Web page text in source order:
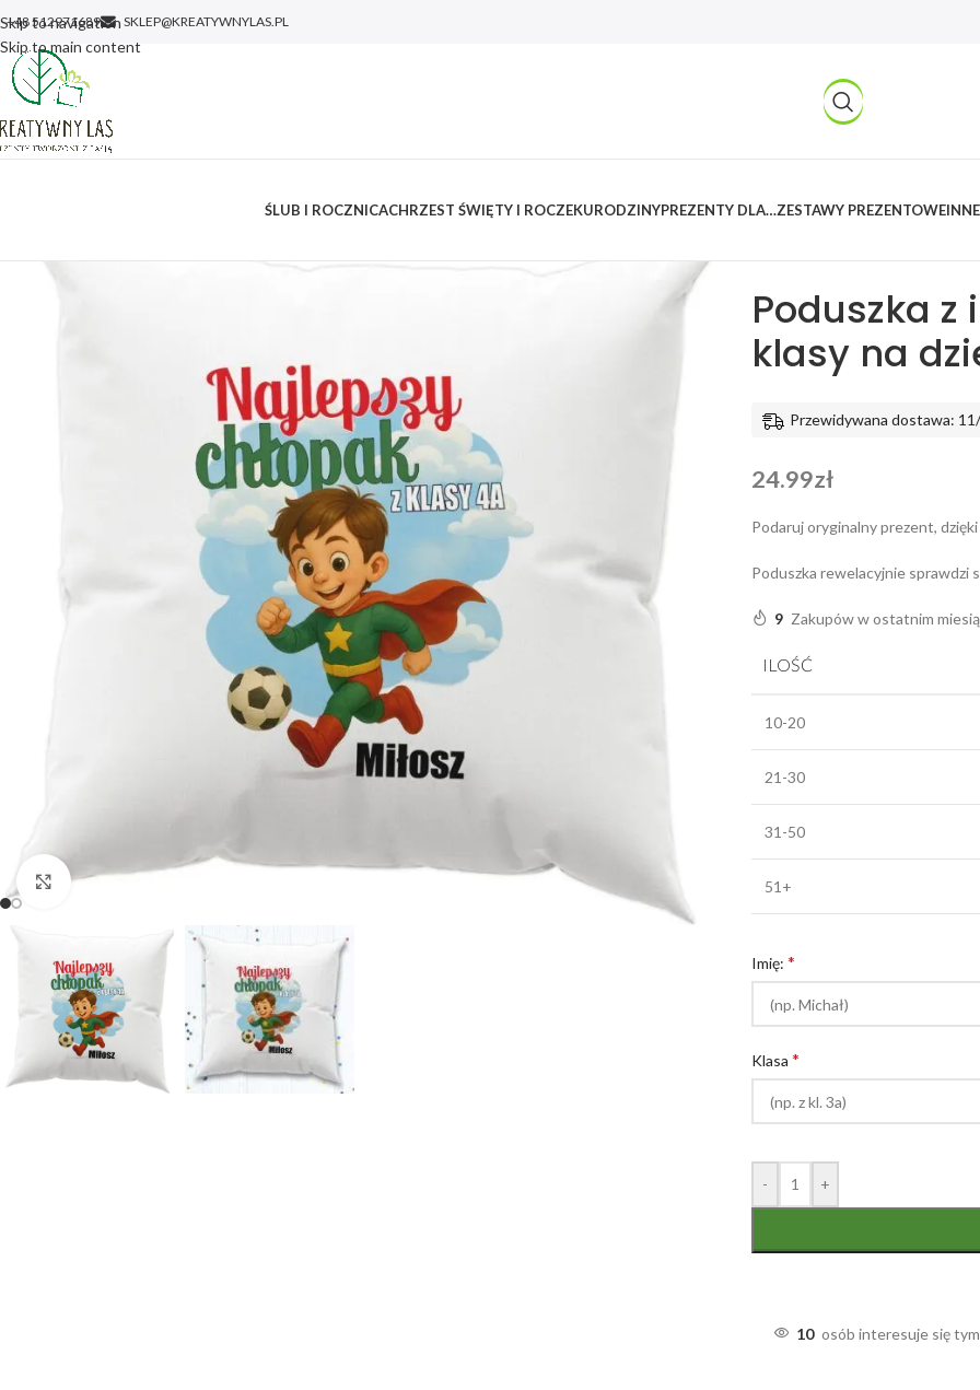
Skip to navigation
Skip to main content
+48 512971689 SKLEP@KREATYWNYLAS.PL
ŚLUB I ROCZNICACHRZEST ŚWIĘTY I ROCZEKURODZINYPREZENTY DLA…ZESTAWY PREZENTOWE
Powiększ
Poduszka z
klasy na
Przewidywana dostawa:
24.99zł
Podaruj oryginalny prezent,
Poduszka rewelacyjnie sprawdzi
9 Zakupów w ostatnim
ILOŚĆ
10-20
21-30
31-50
51+
Imię: *
Klasa *
- +
10 osób interesuje się